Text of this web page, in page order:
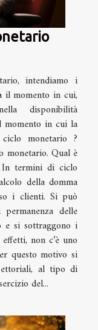
intendiamo i
il momento in cui,
disponibilità
momento in cui la
monetario ?
monetario. Qual è
termini di ciclo
della domma
i clienti. Si può
delle
e si sottraggono i
non c’è uno
questo motivo si
al tipo di
del...